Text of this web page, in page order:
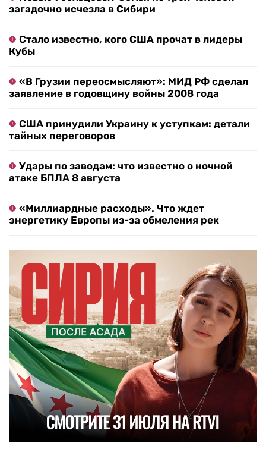
загадочно исчезла в Сибири
Стало известно, кого США прочат в лидеры
Кубы
«В Грузии переосмысляют»: МИД РФ сделал
заявление в годовщину войны 2008 года
США принудили Украину к уступкам: детали
тайных переговоров
Удары по заводам: что известно о ночной
атаке БПЛА 8 августа
«Миллиардные расходы». Что ждет
энергетику Европы из-за обмеления рек